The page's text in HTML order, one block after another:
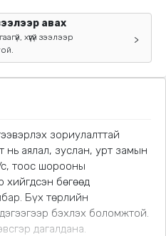
авах
хүүгүй зээлээр
>
зориулалттай
нь аялал, зуслан, урт замын
тоос шорооны
хийгдсэн бөгөөд
Бүх төрлийн
бэхлэх боломжтой.
дагалдана.